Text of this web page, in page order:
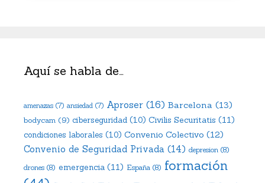
Aquí se habla de…
amenazas (7) ansiedad (7) Aproser (16) Barcelona (13)
bodycam (9) ciberseguridad (10) Civilis Securitatis (11)
condiciones laborales (10) Convenio Colectivo (12)
Convenio de Seguridad Privada (14) depresion (8)
drones (8) emergencia (11) España (8) formación